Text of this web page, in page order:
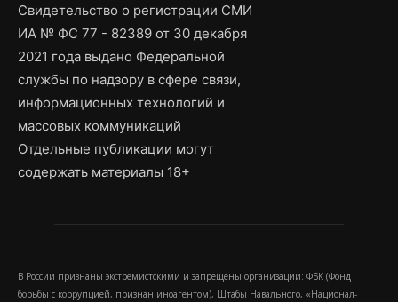
Свидетельство о регистрации СМИ
ИА № ФС 77 - 82389 от 30 декабря
2021 года выдано Федеральной
службы по надзору в сфере связи,
информационных технологий и
массовых коммуникаций
Отдельные публикации могут
содержать материалы 18+
В России признаны экстремистскими и запрещены организации: ФБК (Фонд
борьбы с коррупцией, признан иноагентом), Штабы Навального, «Национал-